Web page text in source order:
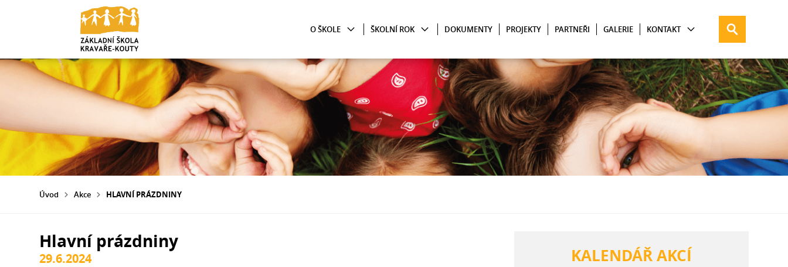
O ŠKOLE ŠKOLNÍ ROK DOKUMENTY PROJEKTY PARTNEŘI GALERIE KONTAKT
Úvod Akce HLAVNÍ PRÁZDNINY
Hlavní prázdniny
29.6.2024 KALENDÁŘ AKCÍ